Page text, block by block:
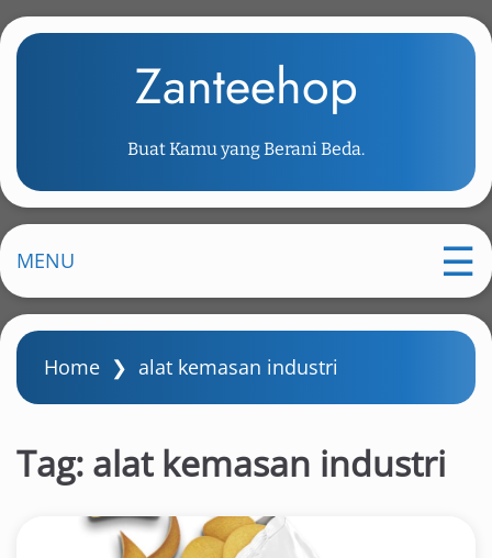
k
m
i
n
o
Zanteehop
Buat Kamu yang Berani Beda.
MENU
Home ❯ alat kemasan industri
Tag: alat kemasan industri